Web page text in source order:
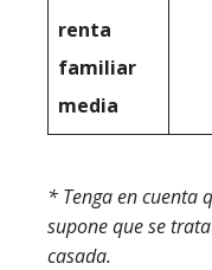
renta
familiar
media
* Tenga en cuenta
supone que se
casada.